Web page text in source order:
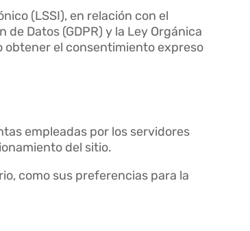
(LSSI), en relación con el
Datos (GDPR) y la Ley Orgánica
obtener el consentimiento expreso
empleadas por los servidores
del sitio.
como sus preferencias para la